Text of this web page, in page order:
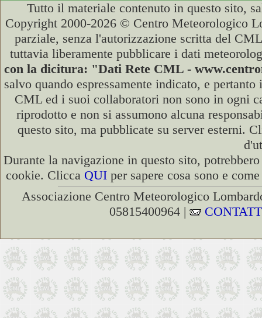
Tutto il materiale contenuto in questo sito,
Copyright 2000-2026 © Centro Meteorologico
parziale, senza l'autorizzazione scritta del
tuttavia liberamente pubblicare i dati
con la dicitura: "Dati Rete CML -
salvo quando espressamente indicato, e
CML ed i suoi collaboratori non sono in ogni
riprodotto e non si assumono alcuna
questo sito, ma pubblicate su server esterni.
Durante la navigazione in questo sito,
cookie. Clicca QUI per sapere cosa sono e
Associazione Centro Meteorologico
05815400964 |